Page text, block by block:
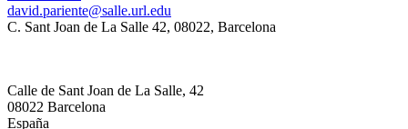
david.pariente@salle.url.edu
C. Sant Joan de La Salle 42, 08022, Barcelona
Calle de Sant Joan de La Salle, 42
08022 Barcelona
España